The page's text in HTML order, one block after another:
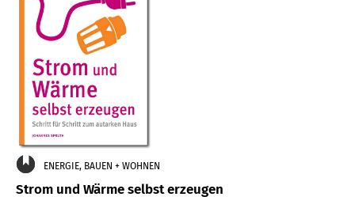
ENERGIE, BAUEN + WOHNEN
Strom und Wärme selbst erzeugen